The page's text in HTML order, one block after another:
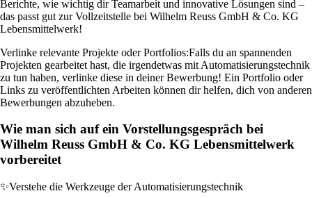
Berichte, wie wichtig dir Teamarbeit und innovative Lösungen sind –
das passt gut zur Vollzeitstelle bei Wilhelm Reuss GmbH & Co. KG
Lebensmittelwerk!
Verlinke relevante Projekte oder Portfolios:Falls du an spannenden
Projekten gearbeitet hast, die irgendetwas mit Automatisierungstechnik
zu tun haben, verlinke diese in deiner Bewerbung! Ein Portfolio oder
Links zu veröffentlichten Arbeiten können dir helfen, dich von anderen
Bewerbungen abzuheben.
Wie man sich auf ein Vorstellungsgespräch bei
Wilhelm Reuss GmbH & Co. KG Lebensmittelwerk
vorbereitet
✨Verstehe die Werkzeuge der Automatisierungstechnik